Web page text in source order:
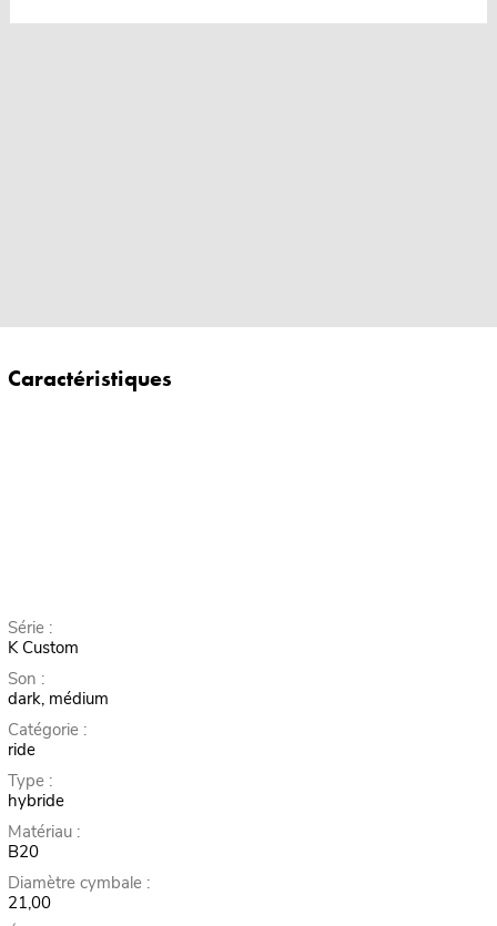
Caractéristiques
Série :
K Custom
Son :
dark, médium
Catégorie :
ride
Type :
hybride
Matériau :
B20
Diamètre cymbale :
21,00